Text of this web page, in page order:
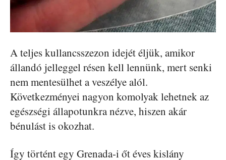
A teljes kullancsszezon idejét éljük, amikor
állandó jelleggel résen kell lennünk, mert senki
nem mentesülhet a veszélye alól.
Következményei nagyon komolyak lehetnek az
egészségi állapotunkra nézve, hiszen akár
bénulást is okozhat.
Így történt egy Grenada-i őt éves kislány